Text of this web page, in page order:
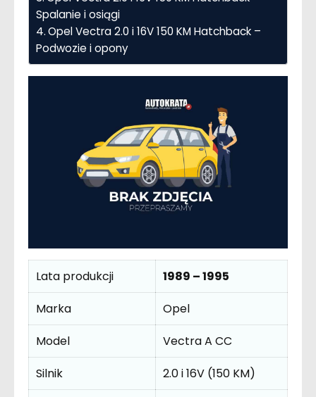
Spalanie i osiągi
Opel Vectra 2.0 i 16V 150 KM Hatchback –
Podwozie i opony
Lata produkcji
1989 – 1995
Marka
Opel
Model
Vectra A CC
Silnik
2.0 i 16V (150 KM)